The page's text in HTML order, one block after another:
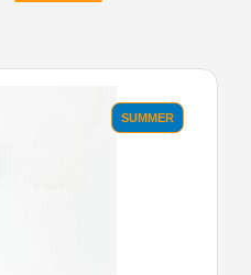
SUMMER